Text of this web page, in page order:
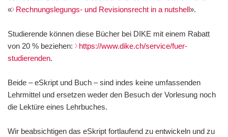
« Rechnungslegungs- und Revisionsrecht in a nutshell».
Studierende können diese Bücher bei DIKE mit einem Rabatt
von 20 % beziehen:
https://www.dike.ch/service/fuer-
studierenden.
Beide – eSkript und Buch – sind indes keine umfassenden
Lehrmittel und ersetzen weder den Besuch der Vorlesung noch
die Lektüre eines Lehrbuches.
Wir beabsichtigen das eSkript fortlaufend zu entwickeln und zu